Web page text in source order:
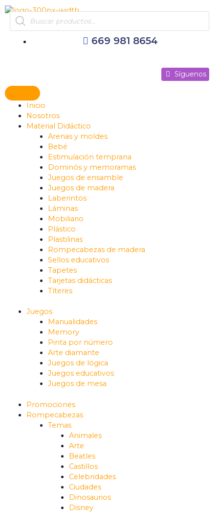
al
contenido
Products
search
669 981 8654
Síguenos
Inicio
Nosotros
Material Didáctico
Arenas y moldes
Bebé
Estimulación temprana
Dominós y memoramas
Juegos de ensamble
Juegos de madera
Laberintos
Láminas
Mobiliario
Plástico
Plastilinas
Rompecabezas de madera
Sellos educativos
Tapetes
Tarjetas didácticas
Títeres
Juegos
Manualidades
Memory
Pinta por número
Arte diamante
Juegos de lógica
Juegos educativos
Juegos de mesa
Promociones
Rompecabezas
Temas
Animales
Arte
Beatles
Castillos
Celebridades
Ciudades
Dinosaurios
Disney